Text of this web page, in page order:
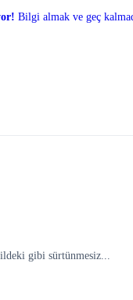
Bilgi almak ve geç
gibi sürtünmesiz...